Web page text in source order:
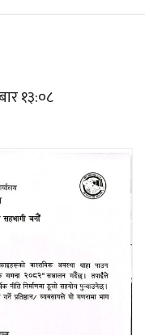
१३:०८